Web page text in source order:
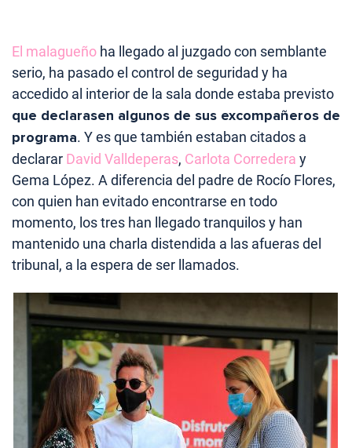
El malagueño ha llegado al juzgado con semblante
serio, ha pasado el control de seguridad y ha
accedido al interior de la sala donde estaba previsto
que declarasen algunos de sus excompañeros de
programa. Y es que también estaban citados a
declarar David Valldeperas, Carlota Corredera y
Gema López. A diferencia del padre de Rocío Flores,
con quien han evitado encontrarse en todo
momento, los tres han llegado tranquilos y han
mantenido una charla distendida a las afueras del
tribunal, a la espera de ser llamados.